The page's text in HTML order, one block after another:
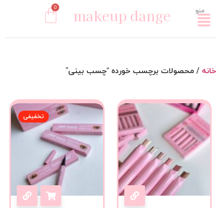
منو makeup dange
0
خانه / محصولات برچسب خورده “چسب بینی”
تخفیفی